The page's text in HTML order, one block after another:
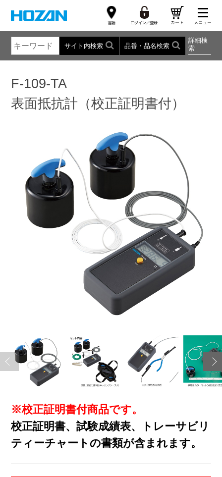
サイト内検索 品番・品名検索
詳細検
索
F-109-TA
表面抵抗計（校正証明書付）
※校正証明書付商品です。
校正証明書、試験成績表、トレーサビリ
ティーチャートの書類が含まれます。